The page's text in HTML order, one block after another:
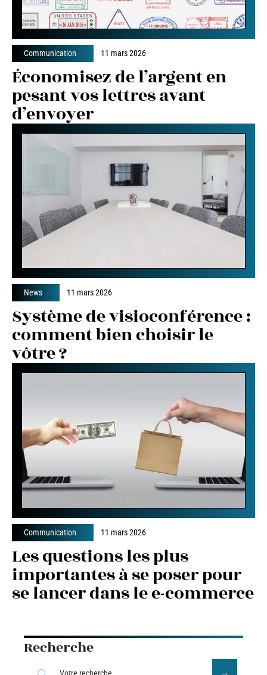
Communication 11 mars 2026
Économisez de l’argent en
pesant vos lettres avant
d’envoyer
News 11 mars 2026
Système de visioconférence :
comment bien choisir le
vôtre ?
Communication 11 mars 2026
Les questions les plus
importantes à se poser pour
se lancer dans le e-commerce
Recherche